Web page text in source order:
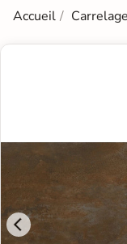
Accueil Carrelage